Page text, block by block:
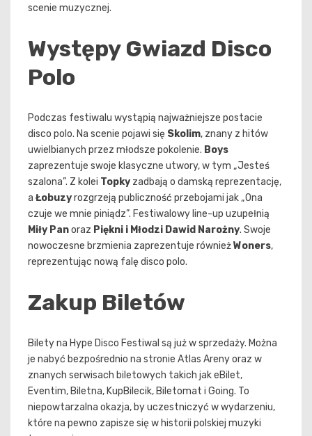
scenie muzycznej.
Występy Gwiazd Disco
Polo
Podczas festiwalu wystąpią najważniejsze postacie
disco polo. Na scenie pojawi się Skolim, znany z hitów
uwielbianych przez młodsze pokolenie. Boys
zaprezentuje swoje klasyczne utwory, w tym „Jesteś
szalona”. Z kolei Topky zadbają o damską reprezentację,
a Łobuzyrozgrzeją publiczność przebojami jak „Ona
czuje we mnie piniądz”. Festiwalowy line-up uzupełnią
Miły Panoraz Piękni i Młodzi Dawid Narożny. Swoje
nowoczesne brzmienia zaprezentuje równieżWoners,
reprezentując nową falę disco polo.
Zakup Biletów
Bilety na Hype Disco Festiwal są już w sprzedaży. Można
je nabyć bezpośrednio na stronie Atlas Areny oraz w
znanych serwisach biletowych takich jak eBilet,
Eventim, Biletna, KupBilecik, Biletomat i Going. To
niepowtarzalna okazja, by uczestniczyć w wydarzeniu,
które na pewno zapisze się w historii polskiej muzyki